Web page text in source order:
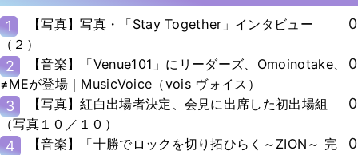
1
【写真】写真・「Stay Together」インタビュー
（２）
0
2
【音楽】「Venue101」にリーダーズ、Omoinotake、
≠MEが登場｜MusicVoice（vois ヴォイス）
0
3
【写真】紅白出場者決定、会見に出席した初出場組
（写真１０／１０）
0
4
【音楽】「十勝でロックを切り拓ひらく～ZION～ 完
0